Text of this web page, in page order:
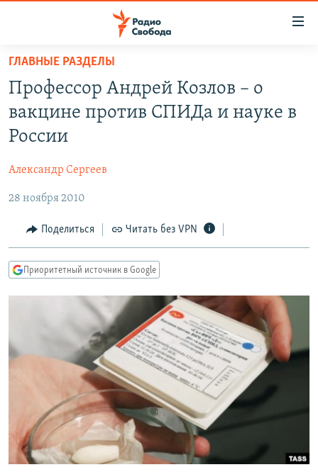
упрощенного
доступа
основному
Вернутся
навигации
Вернутся
поиску
ПРОГРАММЫ
ПОДКАСТЫ
АВТОРСКИЕ ПРОЕКТЫ
МНЕНИЯ
КУЛЬТУРА
IDEL.РЕАЛИИ
СЕВЕР.РЕАЛИИ
СИБИРЬ.РЕАЛИИ
РАСПИСАНИЕ ВЕЩАНИЯ
ПОДПИШИТЕСЬ НА РАССЫЛКУ
СОЦИАЛЬНЫЕ СЕТИ
ГЛАВНЫЕ РАЗДЕЛЫ
Профессор Андрей Козлов – о
вакцине против СПИДа и науке в
России
Александр Сергеев
28 ноября 2010
Поделиться Читать без VPN
Приоритетный источник в Google